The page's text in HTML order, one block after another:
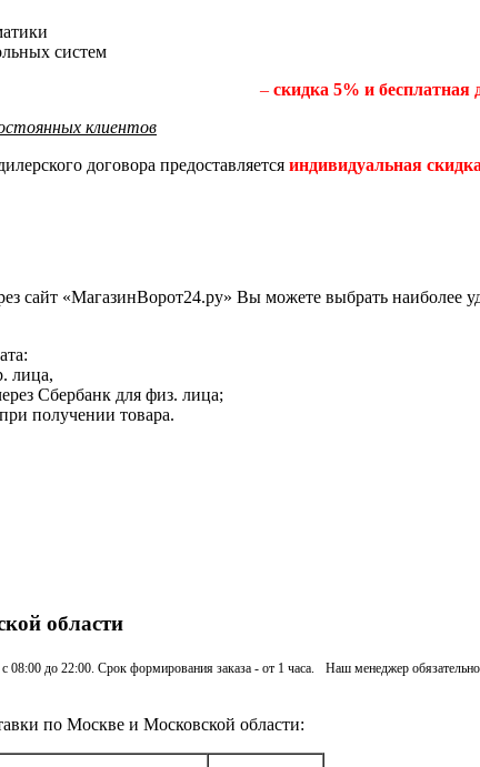
систем
– скидка 5% и
клиентов
договора предоставляется индивидуальная скидка
сайт «МагазинВорот24.ру» Вы можете выбрать наиболее
лица,
Сбербанк для физ. лица;
получении товара.
области
08:00 до 22:00. Срок формирования заказа - от 1 часа. Наш менеджер
по Москве и Московской области: